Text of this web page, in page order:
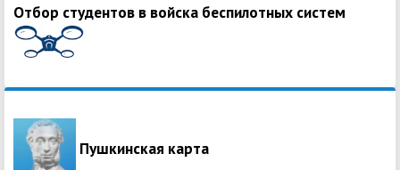
Отбор студентов в войска беспилотных систем
Пушкинская карта